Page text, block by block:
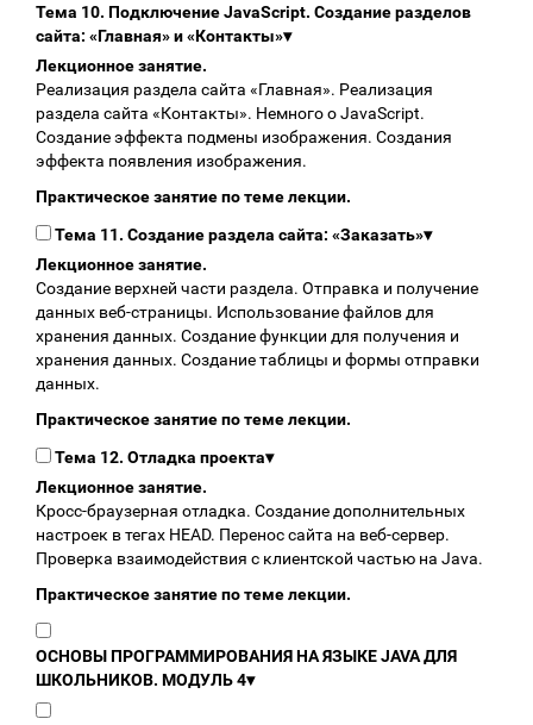
Тема 10. Подключение JavaScript. Создание разделов
сайта: «Главная» и «Контакты»▾
Лекционное занятие.
Реализация раздела сайта «Главная». Реализация
раздела сайта «Контакты». Немного о JavaScript.
Создание эффекта подмены изображения. Создания
эффекта появления изображения.
Практическое занятие по теме лекции.
Тема 11. Создание раздела сайта: «Заказать»▾
Лекционное занятие.
Создание верхней части раздела. Отправка и получение
данных веб-страницы. Использование файлов для
хранения данных. Создание функции для получения и
хранения данных. Создание таблицы и формы отправки
данных.
Практическое занятие по теме лекции.
Тема 12. Отладка проекта▾
Лекционное занятие.
Кросс-браузерная отладка. Создание дополнительных
настроек в тегах HEAD. Перенос сайта на веб-сервер.
Проверка взаимодействия с клиентской частью на Java.
Практическое занятие по теме лекции.
ОСНОВЫ ПРОГРАММИРОВАНИЯ НА ЯЗЫКЕ JAVA ДЛЯ
ШКОЛЬНИКОВ. МОДУЛЬ 4▾